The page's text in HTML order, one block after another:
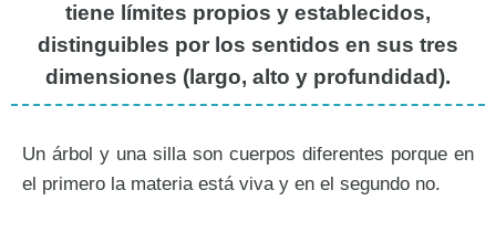
tiene límites propios y establecidos,
distinguibles por los sentidos en sus tres
dimensiones (largo, alto y profundidad).
Un árbol y una silla son cuerpos diferentes porque en
el primero la materia está viva y en el segundo no.